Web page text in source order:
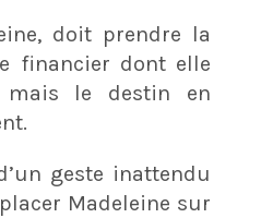
doit prendre la
financier dont elle
mais le destin en
geste inattendu
Madeleine sur